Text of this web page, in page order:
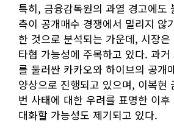
특히, 금융감독원의 과열 경고에도
측이 공개매수 경쟁에서 밀리지 않
한 것으로 분석되는 가운데, 시장은
타협 가능성에 주목하고 있다. 과
를 둘러싼 카카오와 하이브의 공개
양상으로 진행되고 있으며, 이복현
번 사태에 대한 우려를 표명한 이후
대화할 가능성도 제기되고 있다.